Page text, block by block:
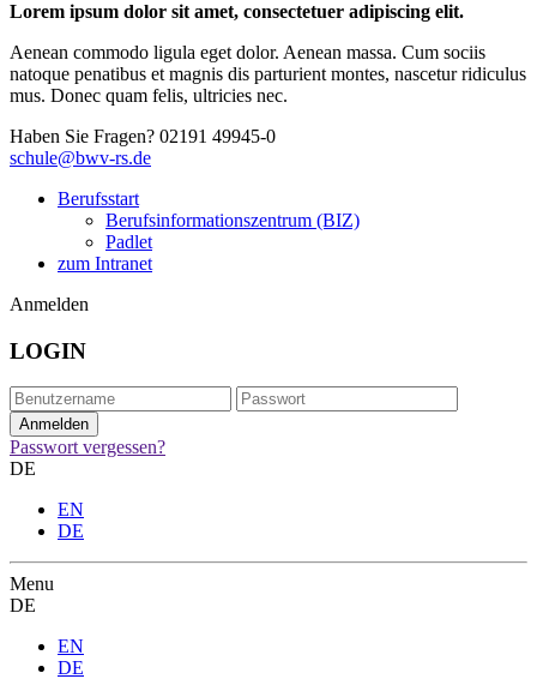
Lorem ipsum dolor sit amet, consectetuer adipiscing elit.
Aenean commodo ligula eget dolor. Aenean massa. Cum sociis
natoque penatibus et magnis dis parturient montes, nascetur ridiculus
mus. Donec quam felis, ultricies nec.
Haben Sie Fragen? 02191 49945-0
schule@bwv-rs.de
Berufsstart
Berufsinformationszentrum (BIZ)
Padlet
zum Intranet
Anmelden
LOGIN
Passwort vergessen?
DE
EN
DE
Menu
DE
EN
DE